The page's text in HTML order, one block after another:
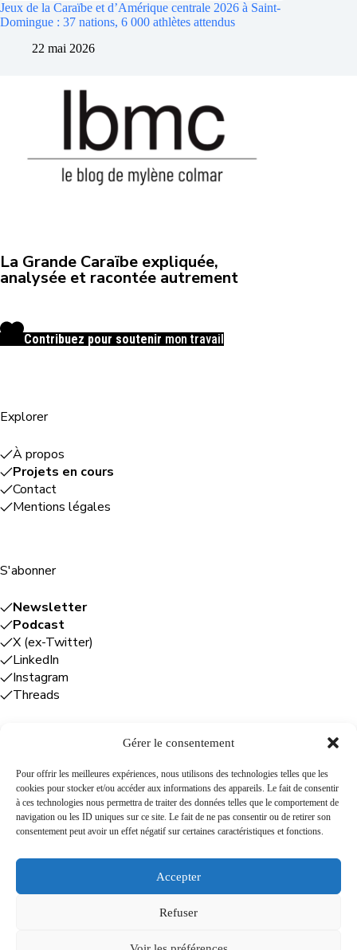
Gérer le consentement
Pour offrir les meilleures expériences, nous utilisons des technologies telles que les
cookies pour stocker et/ou accéder aux informations des appareils. Le fait de consentir
à ces technologies nous permettra de traiter des données telles que le comportement de
navigation ou les ID uniques sur ce site. Le fait de ne pas consentir ou de retirer son
consentement peut avoir un effet négatif sur certaines caractéristiques et fonctions.
Accepter
Refuser
Jeux de la Caraïbe et d’Amérique centrale 2026 à Saint-
Domingue : 37 nations, 6 000 athlètes attendus
22 mai 2026
La Grande Caraïbe expliquée,
analysée et racontée autrement
Contribuez pour soutenir mon travail
Explorer
À propos
Projets en cours
Contact
Mentions légales
S'abonner
Newsletter
Podcast
X (ex-Twitter)
LinkedIn
Instagram
Threads
Plume Caraïbe: conseil éditorial +
rédaction
Foodîles Agency: lab + média + événement
Cuisines mobiles
Newsletter Podcast